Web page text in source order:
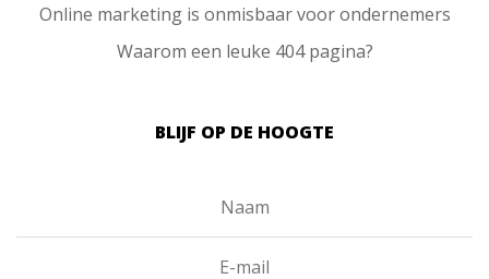
Online marketing is onmisbaar voor ondernemers
Waarom een leuke 404 pagina?
BLIJF OP DE HOOGTE